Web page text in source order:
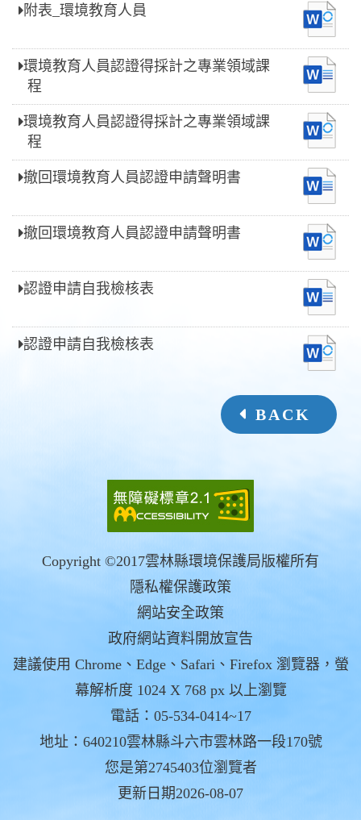
附表_環境教育人員
環境教育人員認證得採計之專業領域課
程
環境教育人員認證得採計之專業領域課
程
撤回環境教育人員認證申請聲明書
撤回環境教育人員認證申請聲明書
認證申請自我檢核表
認證申請自我檢核表
BACK
Copyright ©2017雲林縣環境保護局版權所有
隱私權保護政策
網站安全政策
政府網站資料開放宣告
建議使用 Chrome、Edge、Safari、Firefox 瀏覽器，螢
幕解析度 1024 X 768 px 以上瀏覽
電話：05-534-0414~17
地址：640210雲林縣斗六市雲林路一段170號
您是第2745403位瀏覽者
更新日期2026-08-07